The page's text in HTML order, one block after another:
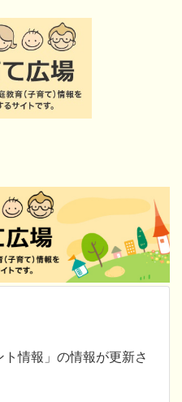
ト情報」の情報が更新さ